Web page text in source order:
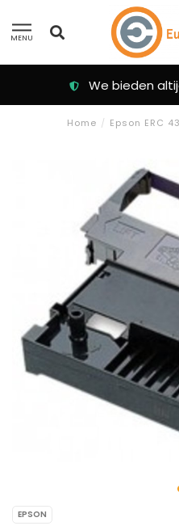
MENU
We bieden
Home / Epson ERC
EPSON